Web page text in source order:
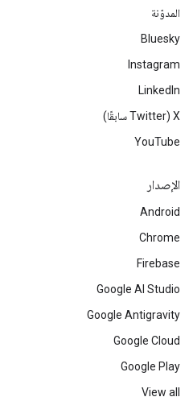
المدوّنة
Bluesky
Instagram
LinkedIn
‫X ‏(Twitter سابقًا)
YouTube
الإصدار
Android
Chrome
Firebase
Google AI Studio
Google Antigravity
Google Cloud
Google Play
View all